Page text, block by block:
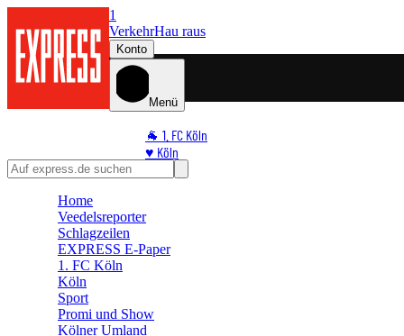
1
VerkehrHau raus
Konto
Menü
🐐 1. FC Köln
♥️ Köln
🛒 Shoppingwelt
Home
Veedelsreporter
Schlagzeilen
EXPRESS E-Paper
1. FC Köln
Köln
Sport
Promi und Show
Kölner Umland